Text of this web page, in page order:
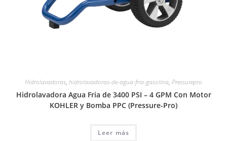
Hidrolavadoras, hidrolavadoras-de-agua-fria-gasolina, Pressurepro
Hidrolavadora Agua Fria de 3400 PSI – 4 GPM Con Motor
KOHLER y Bomba PPC (Pressure-Pro)
Leer más